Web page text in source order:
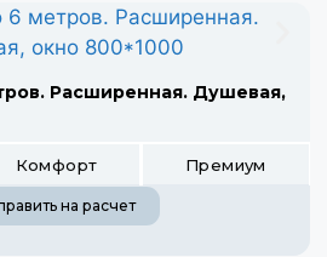
Расширенная. Душевая,
Комфорт Премиум
на расчет